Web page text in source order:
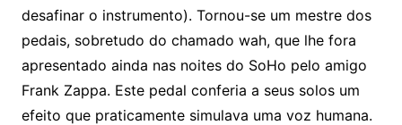
desafinar o instrumento). Tornou-se um mestre dos
pedais, sobretudo do chamado wah, que lhe fora
apresentado ainda nas noites do SoHo pelo amigo
Frank Zappa. Este pedal conferia a seus solos um
efeito que praticamente simulava uma voz humana.